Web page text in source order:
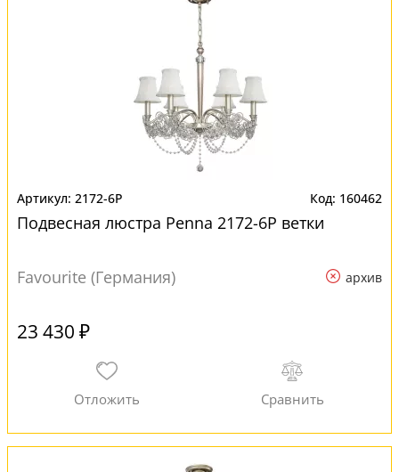
2172-6P 160462
Подвесная люстра Penna 2172-6P ветки
Favourite (Германия) архив
23 430 ₽